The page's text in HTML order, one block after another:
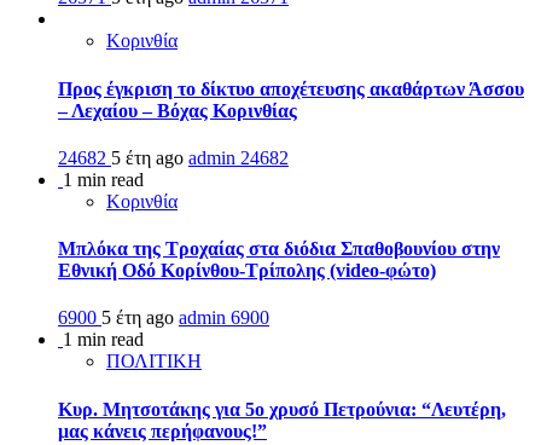
Κορινθία
Προς έγκριση το δίκτυο αποχέτευσης ακαθάρτων Άσσου
– Λεχαίου – Βόχας Κορινθίας
24682 5 έτη ago admin 24682
1 min read
Κορινθία
Μπλόκα της Τροχαίας στα διόδια Σπαθοβουνίου στην
Εθνική Οδό Κορίνθου-Τρίπολης (video-φώτο)
6900 5 έτη ago admin 6900
1 min read
ΠΟΛΙΤΙΚΗ
Κυρ. Μητσοτάκης για 5ο χρυσό Πετρούνια: “Λευτέρη,
μας κάνεις περήφανους!”